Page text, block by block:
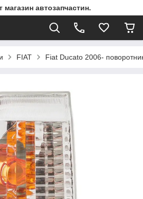
магазин автозапчастин.
FIAT Fiat Ducato 2006-